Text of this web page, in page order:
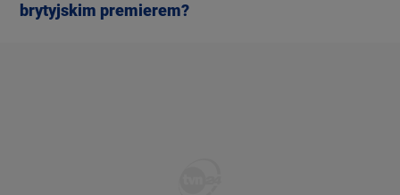
brytyjskim premierem?